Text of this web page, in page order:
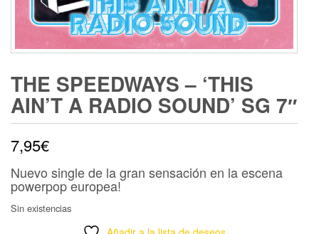
THE SPEEDWAYS – ‘THIS
AIN’T A RADIO SOUND’ SG 7″
7,95€
Nuevo single de la gran sensación en la escena
powerpop europea!
Sin existencias